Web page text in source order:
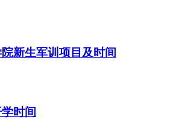
新生军训项目及时间
时间